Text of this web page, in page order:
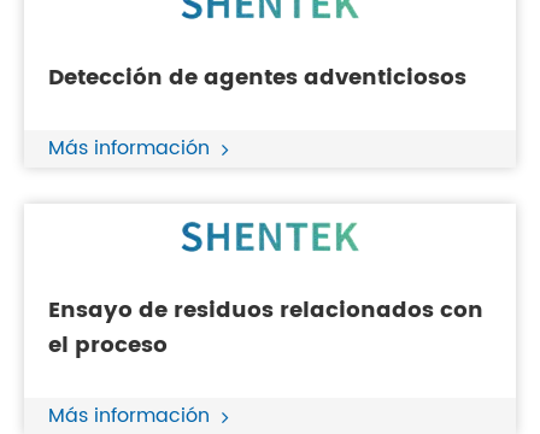
Detección de agentes adventiciosos
Más información
Ensayo de residuos relacionados con
el proceso
Más información